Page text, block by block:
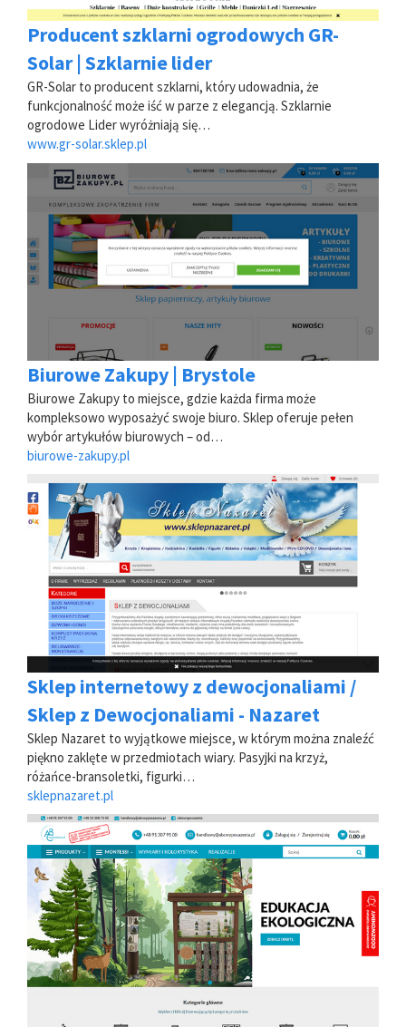
Producent szklarni ogrodowych GR-
Solar | Szklarnie lider
GR-Solar to producent szklarni, który udowadnia, że
funkcjonalność może iść w parze z elegancją. Szklarnie
ogrodowe Lider wyróżniają się…
www.gr-solar.sklep.pl
Biurowe Zakupy | Brystole
Biurowe Zakupy to miejsce, gdzie każda firma może
kompleksowo wyposażyć swoje biuro. Sklep oferuje pełen
wybór artykułów biurowych – od…
biurowe-zakupy.pl
Sklep internetowy z dewocjonaliami /
Sklep z Dewocjonaliami - Nazaret
Sklep Nazaret to wyjątkowe miejsce, w którym można znaleźć
piękno zaklęte w przedmiotach wiary. Pasyjki na krzyż,
różańce-bransoletki, figurki…
sklepnazaret.pl